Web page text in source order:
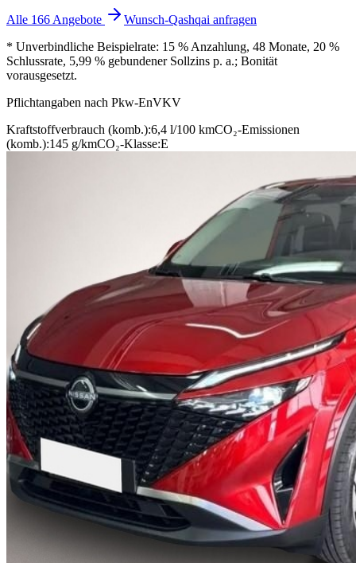
Alle 166 Angebote
Wunsch-Qashqai anfragen
* Unverbindliche Beispielrate: 15 % Anzahlung, 48 Monate, 20 %
Schlussrate, 5,99 % gebundener Sollzins p. a.; Bonität
vorausgesetzt.
Pflichtangaben nach Pkw-EnVKV
Kraftstoffverbrauch (komb.):6,4 l/100 kmCO₂-Emissionen
(komb.):145 g/kmCO₂-Klasse:E